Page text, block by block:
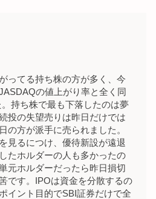
ってる持ち株の方が多く、今
の値上がり率と全く同
持ち株で最も下落したのは夢
投の失望売りは昨日だけでは
の方が派手に売られました。
見るにつけ、優待新設が遠退
たホルダーの人も多かったの
元ホルダーだったら昨日損切
です。IPOは資金を分散するの
イント目的でSBI証券だけで全